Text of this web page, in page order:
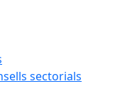
sectorials